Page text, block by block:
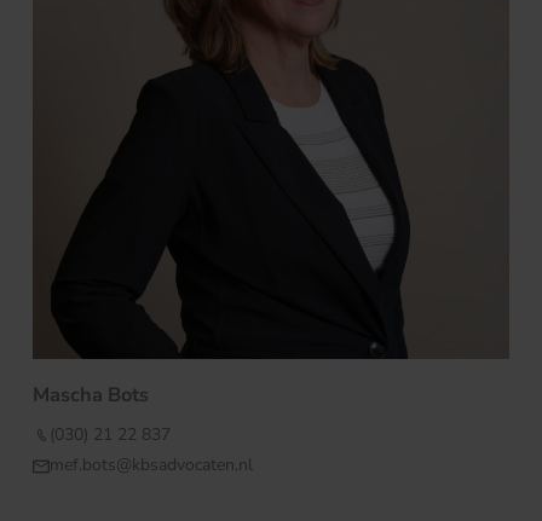
Mascha Bots
(030) 21 22 837
mef.bots@kbsadvocaten.nl